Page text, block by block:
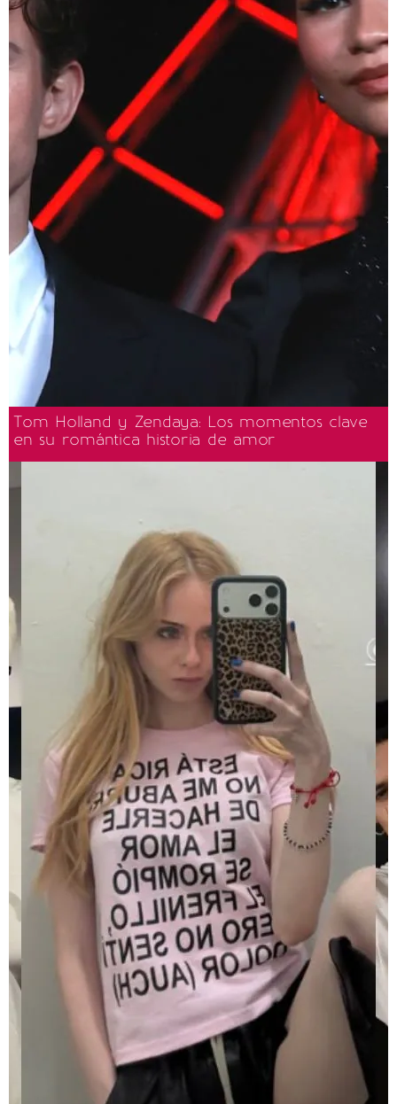
Tom Holland y Zendaya: Los momentos clave
en su romántica historia de amor